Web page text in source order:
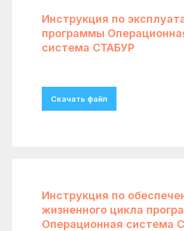
Инструкция по
программы
система СТАБУР
Скачать файл
Инструкция по
жизненного цикла
Операционная система